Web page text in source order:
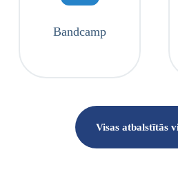
Bandcamp
Visas atbalstītās